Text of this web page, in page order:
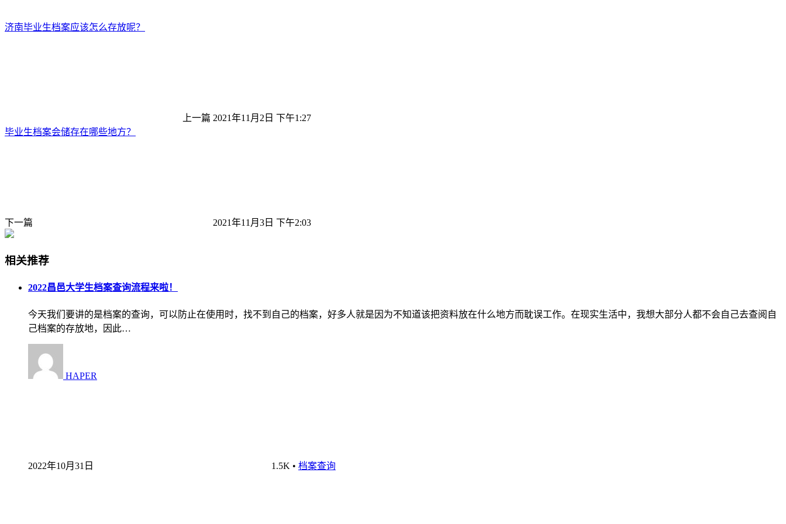
济南毕业生档案应该怎么存放呢？
上一篇 2021年11月2日 下午1:27
毕业生档案会储存在哪些地方？
下一篇 2021年11月3日 下午2:03
相关推荐
2022昌邑大学生档案查询流程来啦！
今天我们要讲的是档案的查询，可以防止在使用时，找不到自己的档案，好多人就是因为不知道该把资料放在什么地方而耽误工作。在现实生活中，我想大部分人都不会自己去查阅自
己档案的存放地，因此…
HAPER
2022年10月31日 1.5K • 档案查询